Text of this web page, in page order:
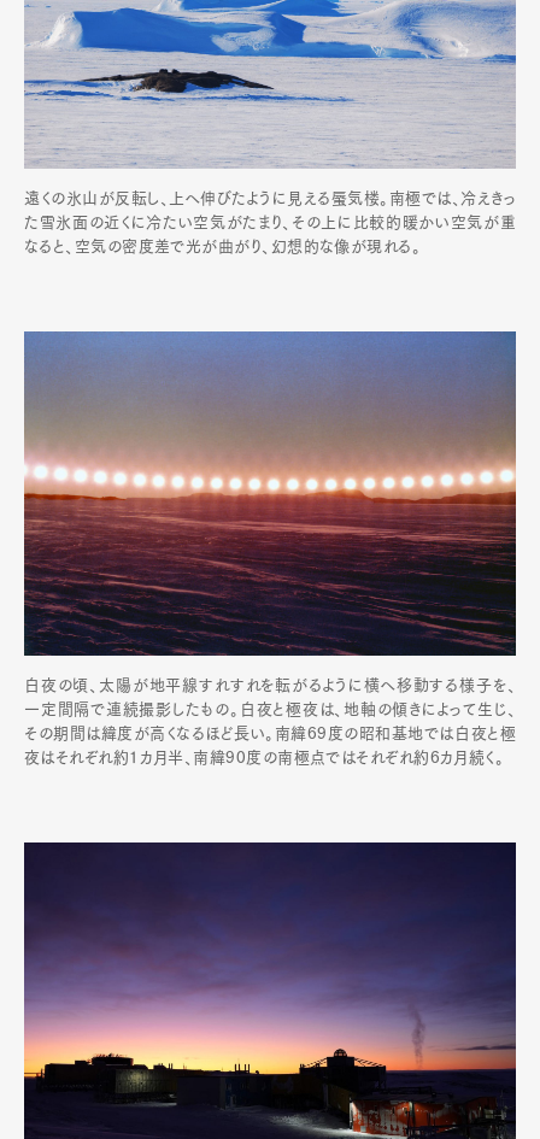
遠くの氷山が反転し、上へ伸びたように見える蜃気楼。南極では、冷えきっ
た雪氷面の近くに冷たい空気がたまり、その上に比較的暖かい空気が重
なると、空気の密度差で光が曲がり、幻想的な像が現れる。
白夜の頃、太陽が地平線すれすれを転がるように横へ移動する様子を、
一定間隔で連続撮影したもの。白夜と極夜は、地軸の傾きによって生じ、
その期間は緯度が高くなるほど長い。南緯69度の昭和基地では白夜と極
夜はそれぞれ約1カ月半、南緯90度の南極点ではそれぞれ約6カ月続く。